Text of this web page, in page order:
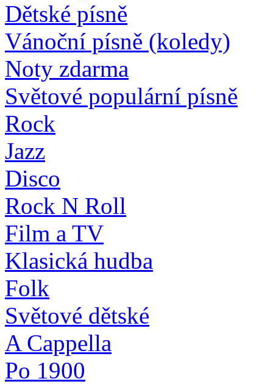
Dětské písně
Vánoční písně (koledy)
Noty zdarma
Světové populární písně
Rock
Jazz
Disco
Rock N Roll
Film a TV
Klasická hudba
Folk
Světové dětské
A Cappella
Po 1900